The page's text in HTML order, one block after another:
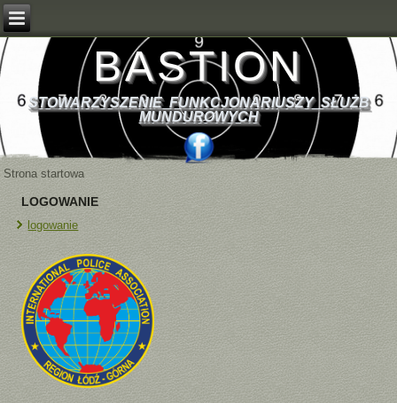
BASTION
STOWARZYSZENIE FUNKCJONARIUSZY SŁUŻB
MUNDUROWYCH
Strona startowa
LOGOWANIE
logowanie